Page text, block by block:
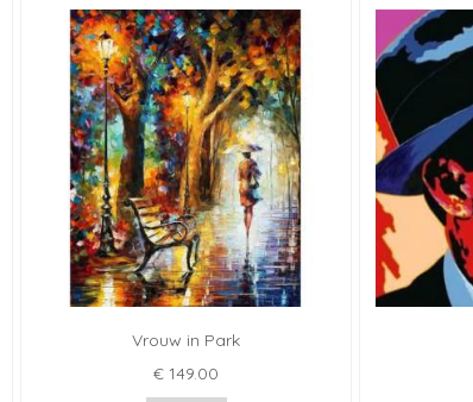
Vrouw in Park
€ 149.00